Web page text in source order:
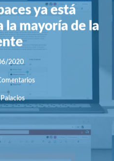
ya está
la mayoría de la
2020